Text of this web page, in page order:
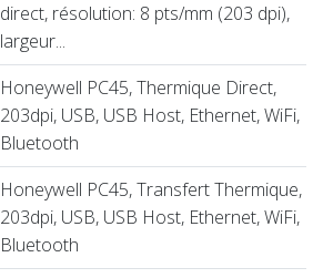
direct, résolution: 8 pts/mm (203 dpi),
largeur...
Honeywell PC45, Thermique Direct,
203dpi, USB, USB Host, Ethernet, WiFi,
Bluetooth
Honeywell PC45, Transfert Thermique,
203dpi, USB, USB Host, Ethernet, WiFi,
Bluetooth